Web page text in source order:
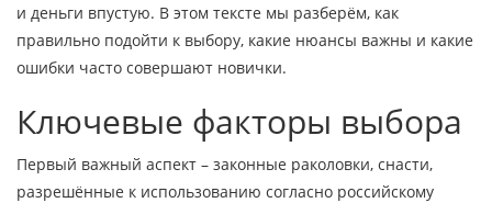
и деньги впустую. В этом тексте мы разберём, как
правильно подойти к выбору, какие нюансы важны и какие
ошибки часто совершают новички.
Ключевые факторы выбора
Первый важный аспект – законные раколовки, снасти,
разрешённые к использованию согласно российскому